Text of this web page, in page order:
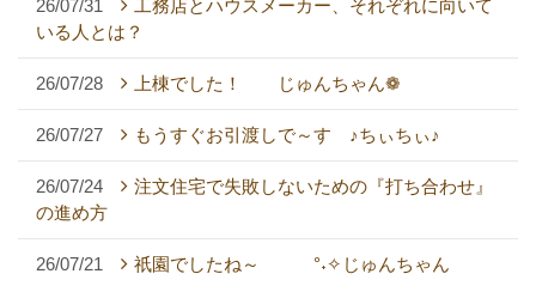
26/07/31
工務店とハウスメーカー、それぞれに向いて
いる人とは？
26/07/28 上棟でした！ じゅんちゃん❁
26/07/27 もうすぐお引渡しで～す ♪ちぃちぃ♪
26/07/24
注文住宅で失敗しないための『打ち合わせ』
の進め方
26/07/21 祇園でしたね～ °˖✧じゅんちゃん